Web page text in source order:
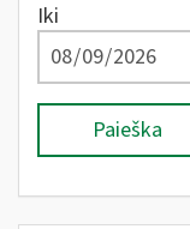
Iki
Paieška